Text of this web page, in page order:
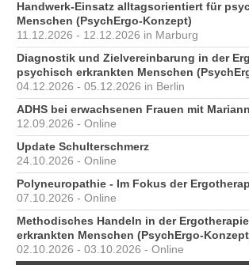
Handwerk-Einsatz alltagsorientiert für
Menschen (PsychErgo-Konzept)
11.12.2026 - 12.12.2026 in Marburg
Diagnostik und Zielvereinbarung in der
psychisch erkrankten Menschen
04.12.2026 - 05.12.2026 in Berlin
ADHS bei erwachsenen Frauen mit
12.09.2026 - Online
Update Schulterschmerz
24.10.2026 - Online
Polyneuropathie - Im Fokus der
07.10.2026 - Online
Methodisches Handeln in der
erkrankten Menschen (PsychErgo-
02.10.2026 - 03.10.2026 - Online